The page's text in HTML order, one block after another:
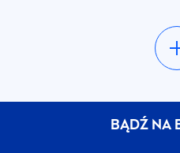
cieszyć się
świeżości, bez ryzyka
NIVEA
ubraniach i białych
BĄDŹ NA